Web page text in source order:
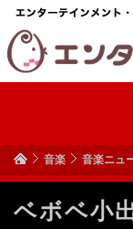
音楽 音楽ニュ
ベボベ小